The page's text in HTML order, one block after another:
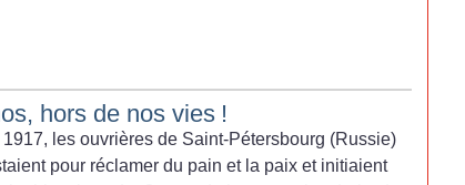
hors de nos vies !
1917, les ouvrières de Saint-Pétersbourg (Russie)
pour réclamer du pain et la paix et initiaient